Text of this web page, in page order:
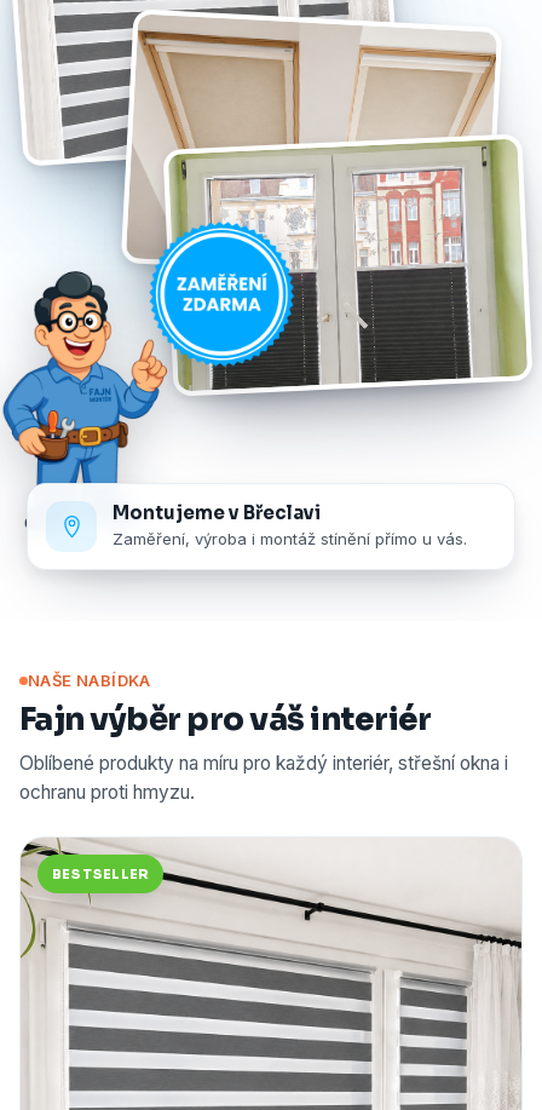
Montujeme v Břeclavi
Zaměření, výroba i montáž stínění přímo u vás.
NAŠE NABÍDKA
Fajn výběr pro váš interiér
Oblíbené produkty na míru pro každý interiér, střešní okna i
ochranu proti hmyzu.
BESTSELLER